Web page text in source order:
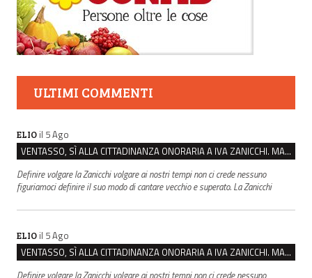
ULTIMI COMMENTI
ELIO il 5 Ago
VENTASSO, SÌ ALLA CITTADINANZA ONORARIA A IVA ZANICCHI. MA BARGIACCHI: “È DI PESSIMO GUSTO”
Definire volgare la Zanicchi volgare ai nostri tempi non ci crede nessuno
figuriamoci definire il suo modo di cantare vecchio e superato. La Zanicchi
ELIO il 5 Ago
VENTASSO, SÌ ALLA CITTADINANZA ONORARIA A IVA ZANICCHI. MA BARGIACCHI: “È DI PESSIMO GUSTO”